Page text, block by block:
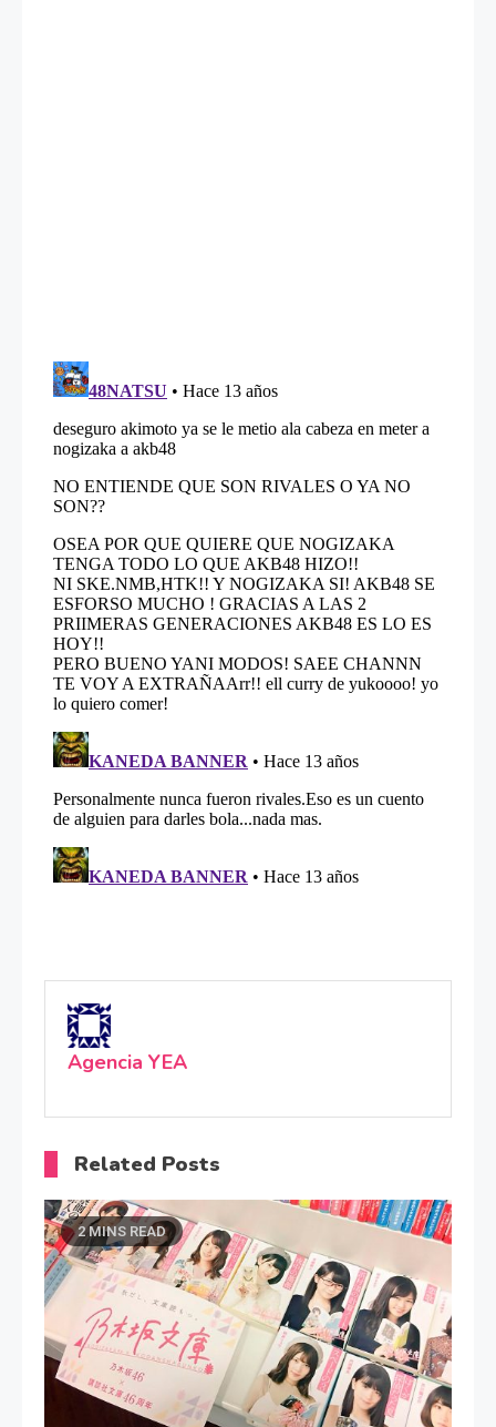
Agencia YEA
Related Posts
2 MINS READ